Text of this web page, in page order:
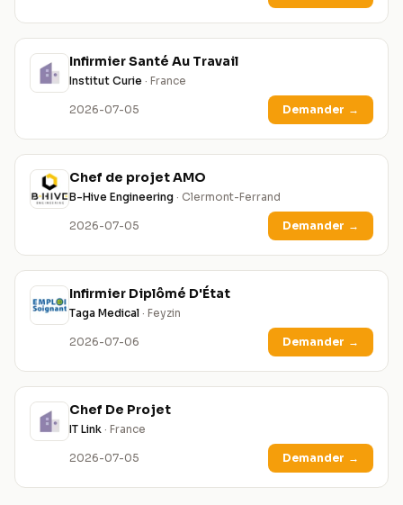
Infirmier Santé Au Travail
Institut Curie · France
2026-07-05 Demander →
Chef de projet AMO
B-Hive Engineering · Clermont-Ferrand
2026-07-05 Demander →
Infirmier Diplômé D'État
Taga Medical · Feyzin
2026-07-06 Demander →
Chef De Projet
IT Link · France
2026-07-05 Demander →